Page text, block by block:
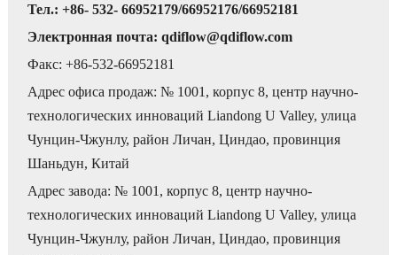
Тел.: +86- 532- 66952179/66952176/66952181
Электронная почта: qdiflow@qdiflow.com
Факс: +86-532-66952181
Адрес офиса продаж: № 1001, корпус 8, центр научно-
технологических инноваций Liandong U Valley, улица
Чунцин-Чжунлу, район Личан, Циндао, провинция
Шаньдун, Китай
Адрес завода: № 1001, корпус 8, центр научно-
технологических инноваций Liandong U Valley, улица
Чунцин-Чжунлу, район Личан, Циндао, провинция